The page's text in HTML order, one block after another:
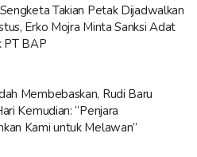
Takian Petak Dijadwalkan
Erko Mojra Minta Sanksi Adat
PT BAP
Membebaskan, Rudi Baru
Kemudian: “Penjara
Kami untuk Melawan”